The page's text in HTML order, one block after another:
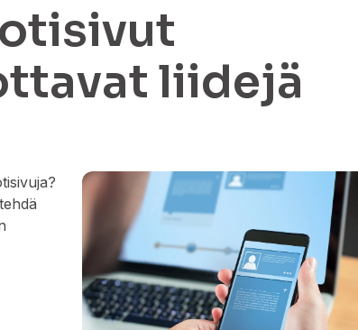
liidejä